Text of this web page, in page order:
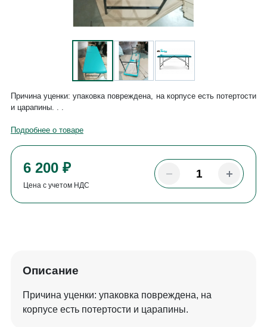
6 200 ₽
Цена с учетом НДС
Причина уценки: упаковка повреждена, на корпусе есть потертости
и царапины. . .
Подробнее о товаре
Описание
Причина уценки: упаковка повреждена, на
корпусе есть потертости и царапины.